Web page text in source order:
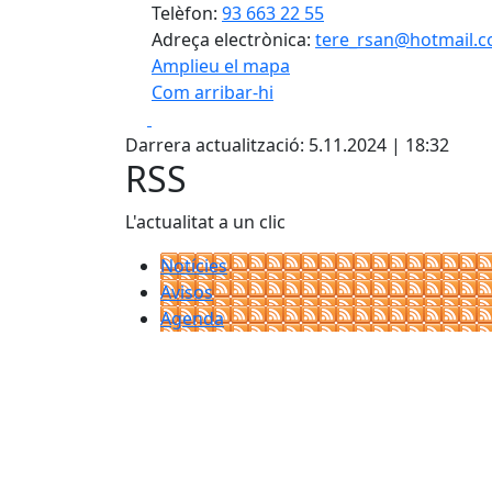
Telèfon: 93 663 22 55
Adreça electrònica:
Amplieu el mapa
Com arribar-hi
+
−
Darrera actualització: 5.11.2024 | 18:32
RSS
L'actualitat a un clic
Notícies
Avisos
Agenda